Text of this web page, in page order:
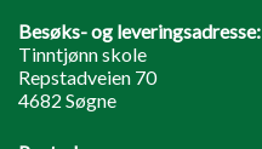
Besøks- og leveringsadresse:
Tinntjønn skole
Repstadveien 70
4682 Søgne